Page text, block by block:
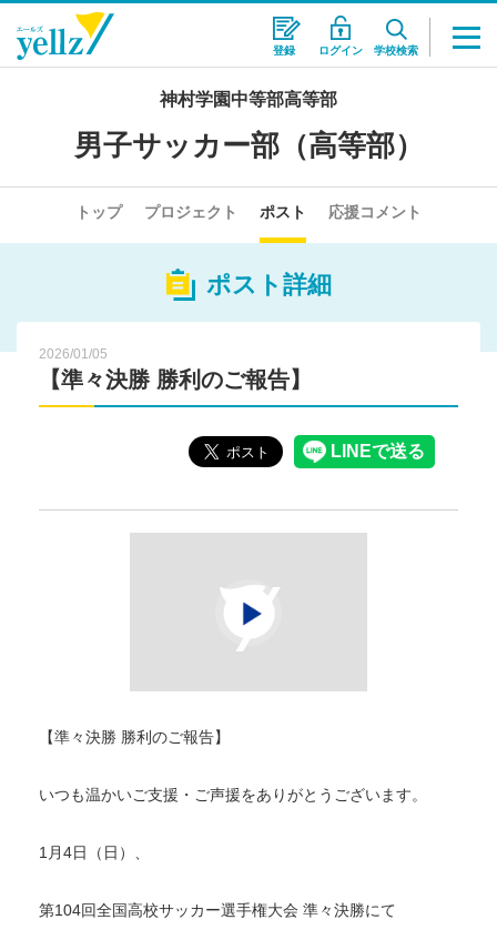
登録 ログイン 学校検索
神村学園中等部高等部
男子サッカー部（高等部）
トップ プロジェクト ポスト 応援コメント
ポスト詳細
2026/01/05
【準々決勝 勝利のご報告】
【準々決勝 勝利のご報告】
いつも温かいご支援・ご声援をありがとうございます。
1月4日（日）、
第104回全国高校サッカー選手権大会 準々決勝にて